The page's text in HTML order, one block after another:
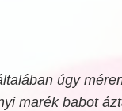
úgy
marék babot